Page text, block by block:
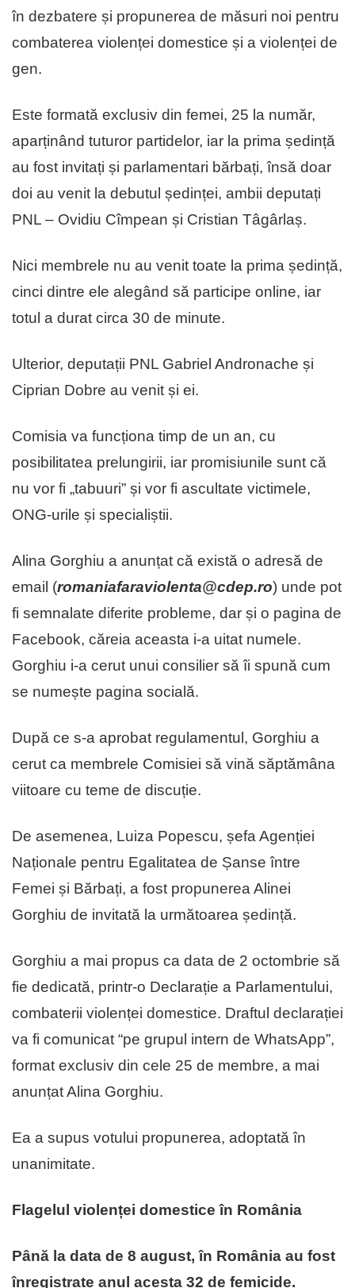
în dezbatere și propunerea de măsuri noi pentru
combaterea violenței domestice și a violenței de
gen.
Este formată exclusiv din femei, 25 la număr,
aparținând tuturor partidelor, iar la prima ședință
au fost invitați și parlamentari bărbați, însă doar
doi au venit la debutul ședinței, ambii deputați
PNL – Ovidiu Cîmpean și Cristian Tâgârlaș.
Nici membrele nu au venit toate la prima ședință,
cinci dintre ele alegând să participe online, iar
totul a durat circa 30 de minute.
Ulterior, deputații PNL Gabriel Andronache și
Ciprian Dobre au venit și ei.
Comisia va funcționa timp de un an, cu
posibilitatea prelungirii, iar promisiunile sunt că
nu vor fi „tabuuri” și vor fi ascultate victimele,
ONG-urile și specialiștii.
Alina Gorghiu a anunțat că există o adresă de
email (romaniafaraviolenta@cdep.ro) unde pot
fi semnalate diferite probleme, dar și o pagina de
Facebook, căreia aceasta i-a uitat numele.
Gorghiu i-a cerut unui consilier să îi spună cum
se numește pagina socială.
După ce s-a aprobat regulamentul, Gorghiu a
cerut ca membrele Comisiei să vină săptămâna
viitoare cu teme de discuție.
De asemenea, Luiza Popescu, șefa Agenției
Naționale pentru Egalitatea de Șanse între
Femei și Bărbați, a fost propunerea Alinei
Gorghiu de invitată la următoarea ședință.
Gorghiu a mai propus ca data de 2 octombrie să
fie dedicată, printr-o Declarație a Parlamentului,
combaterii violenței domestice. Draftul declarației
va fi comunicat “pe grupul intern de WhatsApp”,
format exclusiv din cele 25 de membre, a mai
anunțat Alina Gorghiu.
Ea a supus votului propunerea, adoptată în
unanimitate.
Flagelul violenței domestice în România
Până la data de 8 august, în România au fost
înregistrate anul acesta 32 de femicide.